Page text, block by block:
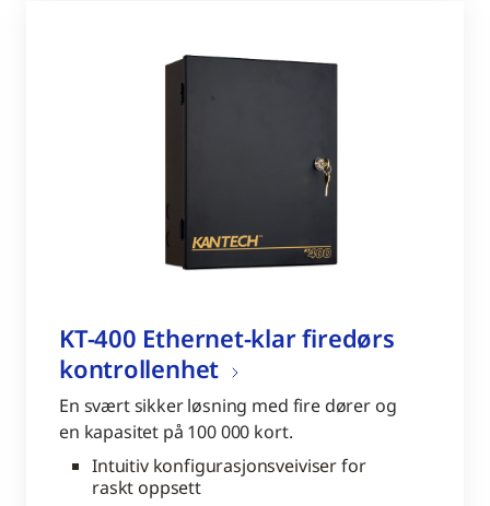
KT-400 Ethernet-klar firedørs
kontrollenhet
En svært sikker løsning med fire dører og
en kapasitet på 100 000 kort.
Intuitiv konfigurasjonsveiviser for
raskt oppsett